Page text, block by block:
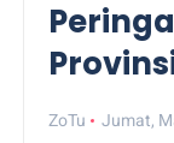
ZoTu Jumat,